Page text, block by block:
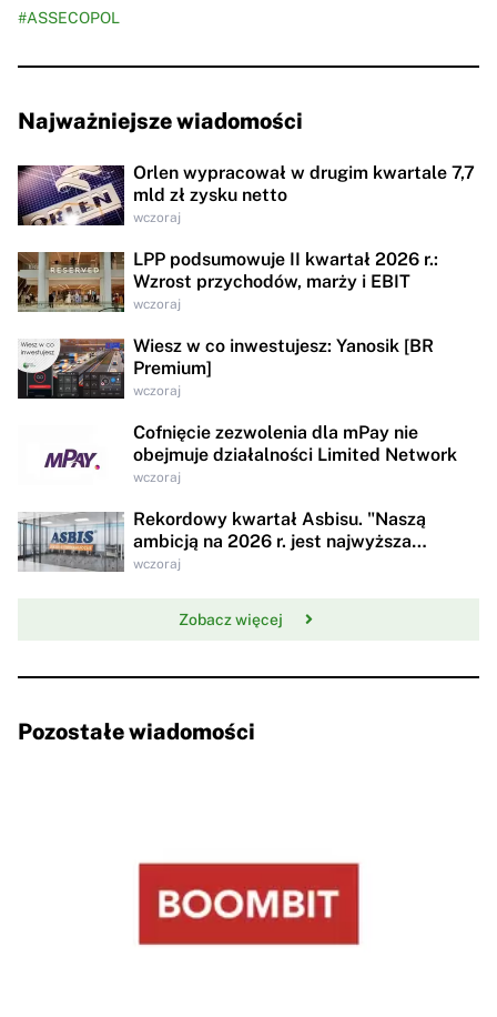
#ASSECOPOL
Najważniejsze wiadomości
Orlen wypracował w drugim kwartale 7,7
mld zł zysku netto
wczoraj
LPP podsumowuje II kwartał 2026 r.:
Wzrost przychodów, marży i EBIT
wczoraj
Wiesz w co inwestujesz: Yanosik [BR
Premium]
wczoraj
Cofnięcie zezwolenia dla mPay nie
obejmuje działalności Limited Network
wczoraj
Rekordowy kwartał Asbisu. "Naszą
ambicją na 2026 r. jest najwyższa
rentowności w historii"
wczoraj
Zobacz więcej
Pozostałe wiadomości